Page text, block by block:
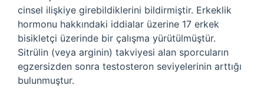
cinsel ilişkiye girebildiklerini bildirmiştir. Erkeklik
hormonu hakkındaki iddialar üzerine 17 erkek
bisikletçi üzerinde bir çalışma yürütülmüştür.
Sitrülin (veya arginin) takviyesi alan sporcuların
egzersizden sonra testosteron seviyelerinin arttığı
bulunmuştur.